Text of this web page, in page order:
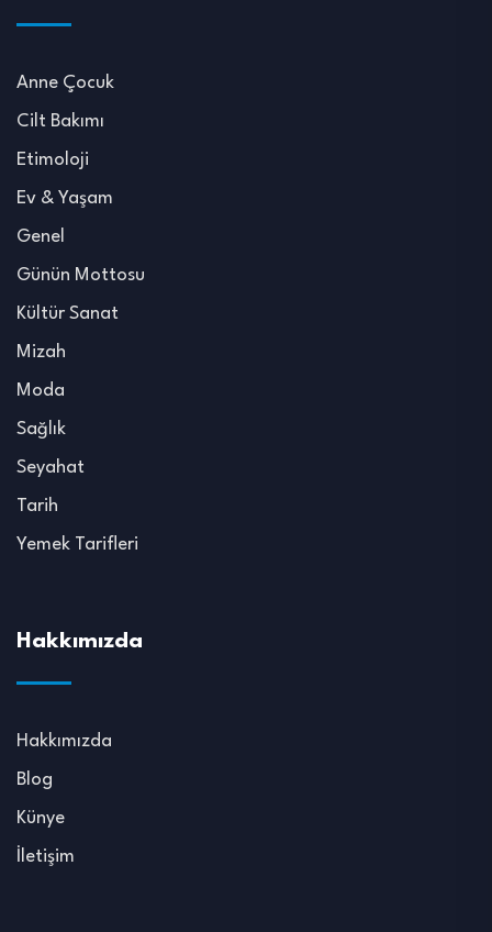
Anne Çocuk
Cilt Bakımı
Etimoloji
Ev & Yaşam
Genel
Günün Mottosu
Kültür Sanat
Mizah
Moda
Sağlık
Seyahat
Tarih
Yemek Tarifleri
Hakkımızda
Hakkımızda
Blog
Künye
İletişim